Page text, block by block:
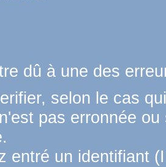
dû à une des
selon le cas
pas erronnée
entré un identifiant